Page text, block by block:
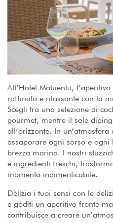
All’Hotel Maluentu, l’aperitivo
raffinata e rilassante con la
Scegli tra una selezione di
gourmet, mentre il sole
all’orizzonte. In
assaporare ogni sorso e ogni
brezza marina. I nostri
e ingredienti freschi,
momento indimenticabile.
Delizia i tuoi sensi con le
e goditi un aperitivo fronte
contribuisce a creare